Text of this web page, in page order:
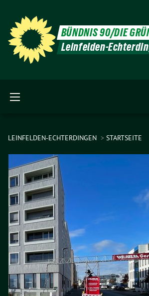
BÜNDNIS 90/DIE
Leinfelden-
LEINFELDEN-ECHTERDINGEN STARTSEITE